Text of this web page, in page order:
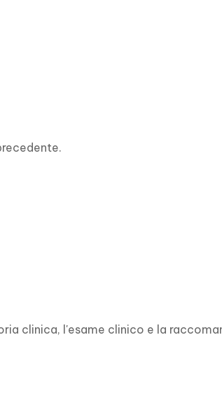
clinica, l'esame clinico e la